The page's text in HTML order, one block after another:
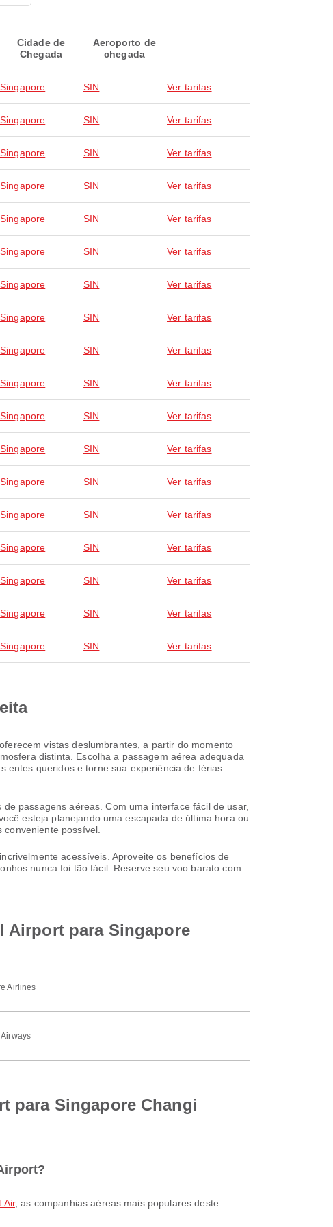
Cidade de
Chegada
Aeroporto de
chegada
Singapore SIN Ver tarifas
Singapore SIN Ver tarifas
Singapore SIN Ver tarifas
Singapore SIN Ver tarifas
Singapore SIN Ver tarifas
Singapore SIN Ver tarifas
Singapore SIN Ver tarifas
Singapore SIN Ver tarifas
Singapore SIN Ver tarifas
Singapore SIN Ver tarifas
Singapore SIN Ver tarifas
Singapore SIN Ver tarifas
Singapore SIN Ver tarifas
Singapore SIN Ver tarifas
Singapore SIN Ver tarifas
Singapore SIN Ver tarifas
Singapore SIN Ver tarifas
Singapore SIN Ver tarifas
vistas deslumbrantes, a partir do momento
distinta. Escolha a passagem aérea adequada
entes queridos e torne sua experiência de férias
passagens aéreas. Com uma interface fácil de usar,
esteja planejando uma escapada de última hora ou
possível.
acessíveis. Aproveite os benefícios de
nunca foi tão fácil. Reserve seu voo barato com
Airport para Singapore
Airlines
para Singapore Changi
Air, as companhias aéreas mais populares deste